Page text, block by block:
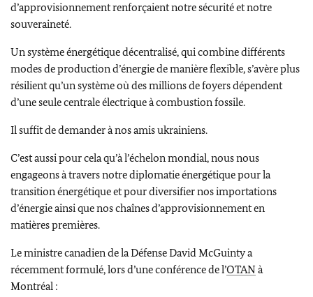
d’approvisionnement renforçaient notre sécurité et notre
souveraineté.
Un système énergétique décentralisé, qui combine différents
modes de production d’énergie de manière flexible, s’avère plus
résilient qu’un système où des millions de foyers dépendent
d’une seule centrale électrique à combustion fossile.
Il suffit de demander à nos amis ukrainiens.
C’est aussi pour cela qu’à l’échelon mondial, nous nous
engageons à travers notre diplomatie énergétique pour la
transition énergétique et pour diversifier nos importations
d’énergie ainsi que nos chaînes d’approvisionnement en
matières premières.
Le ministre canadien de la DéfenseDavid McGuintya
récemment formulé, lors d’une conférence de l’OTANà
Montréal :